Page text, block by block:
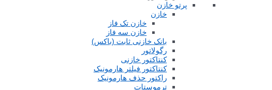
پرتو خازن
خازن
خازن تک فاز
خازن سه فاز
بانک خازنی ثابت (باکس)
رگولاتور
کنتاکتور خازنی
کنتاکتور فیلتر هارمونیک
راکتور حذف هارمونیک
ترموستات